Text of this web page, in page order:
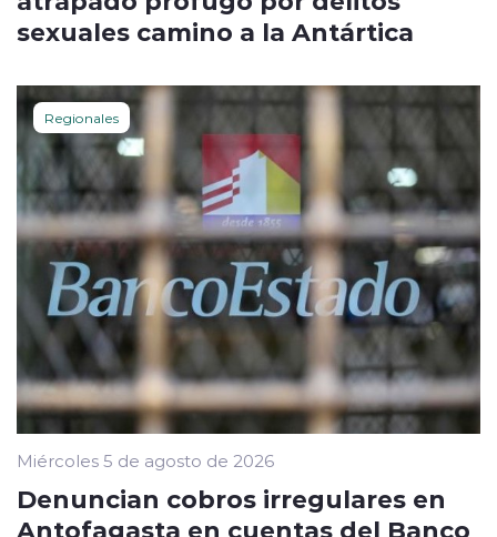
sexuales camino a la Antártica
Regionales
Miércoles 5 de agosto de 2026
Denuncian cobros irregulares en
Antofagasta en cuentas del Banco